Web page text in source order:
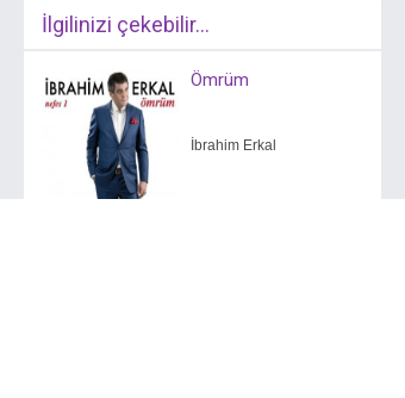
İlgilinizi çekebilir...
Ömrüm
İbrahim Erkal